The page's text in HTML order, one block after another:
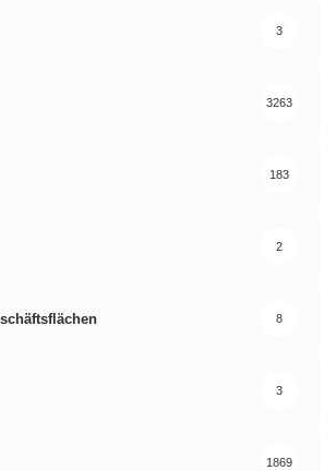
3
3263
183
2
8
3
1869